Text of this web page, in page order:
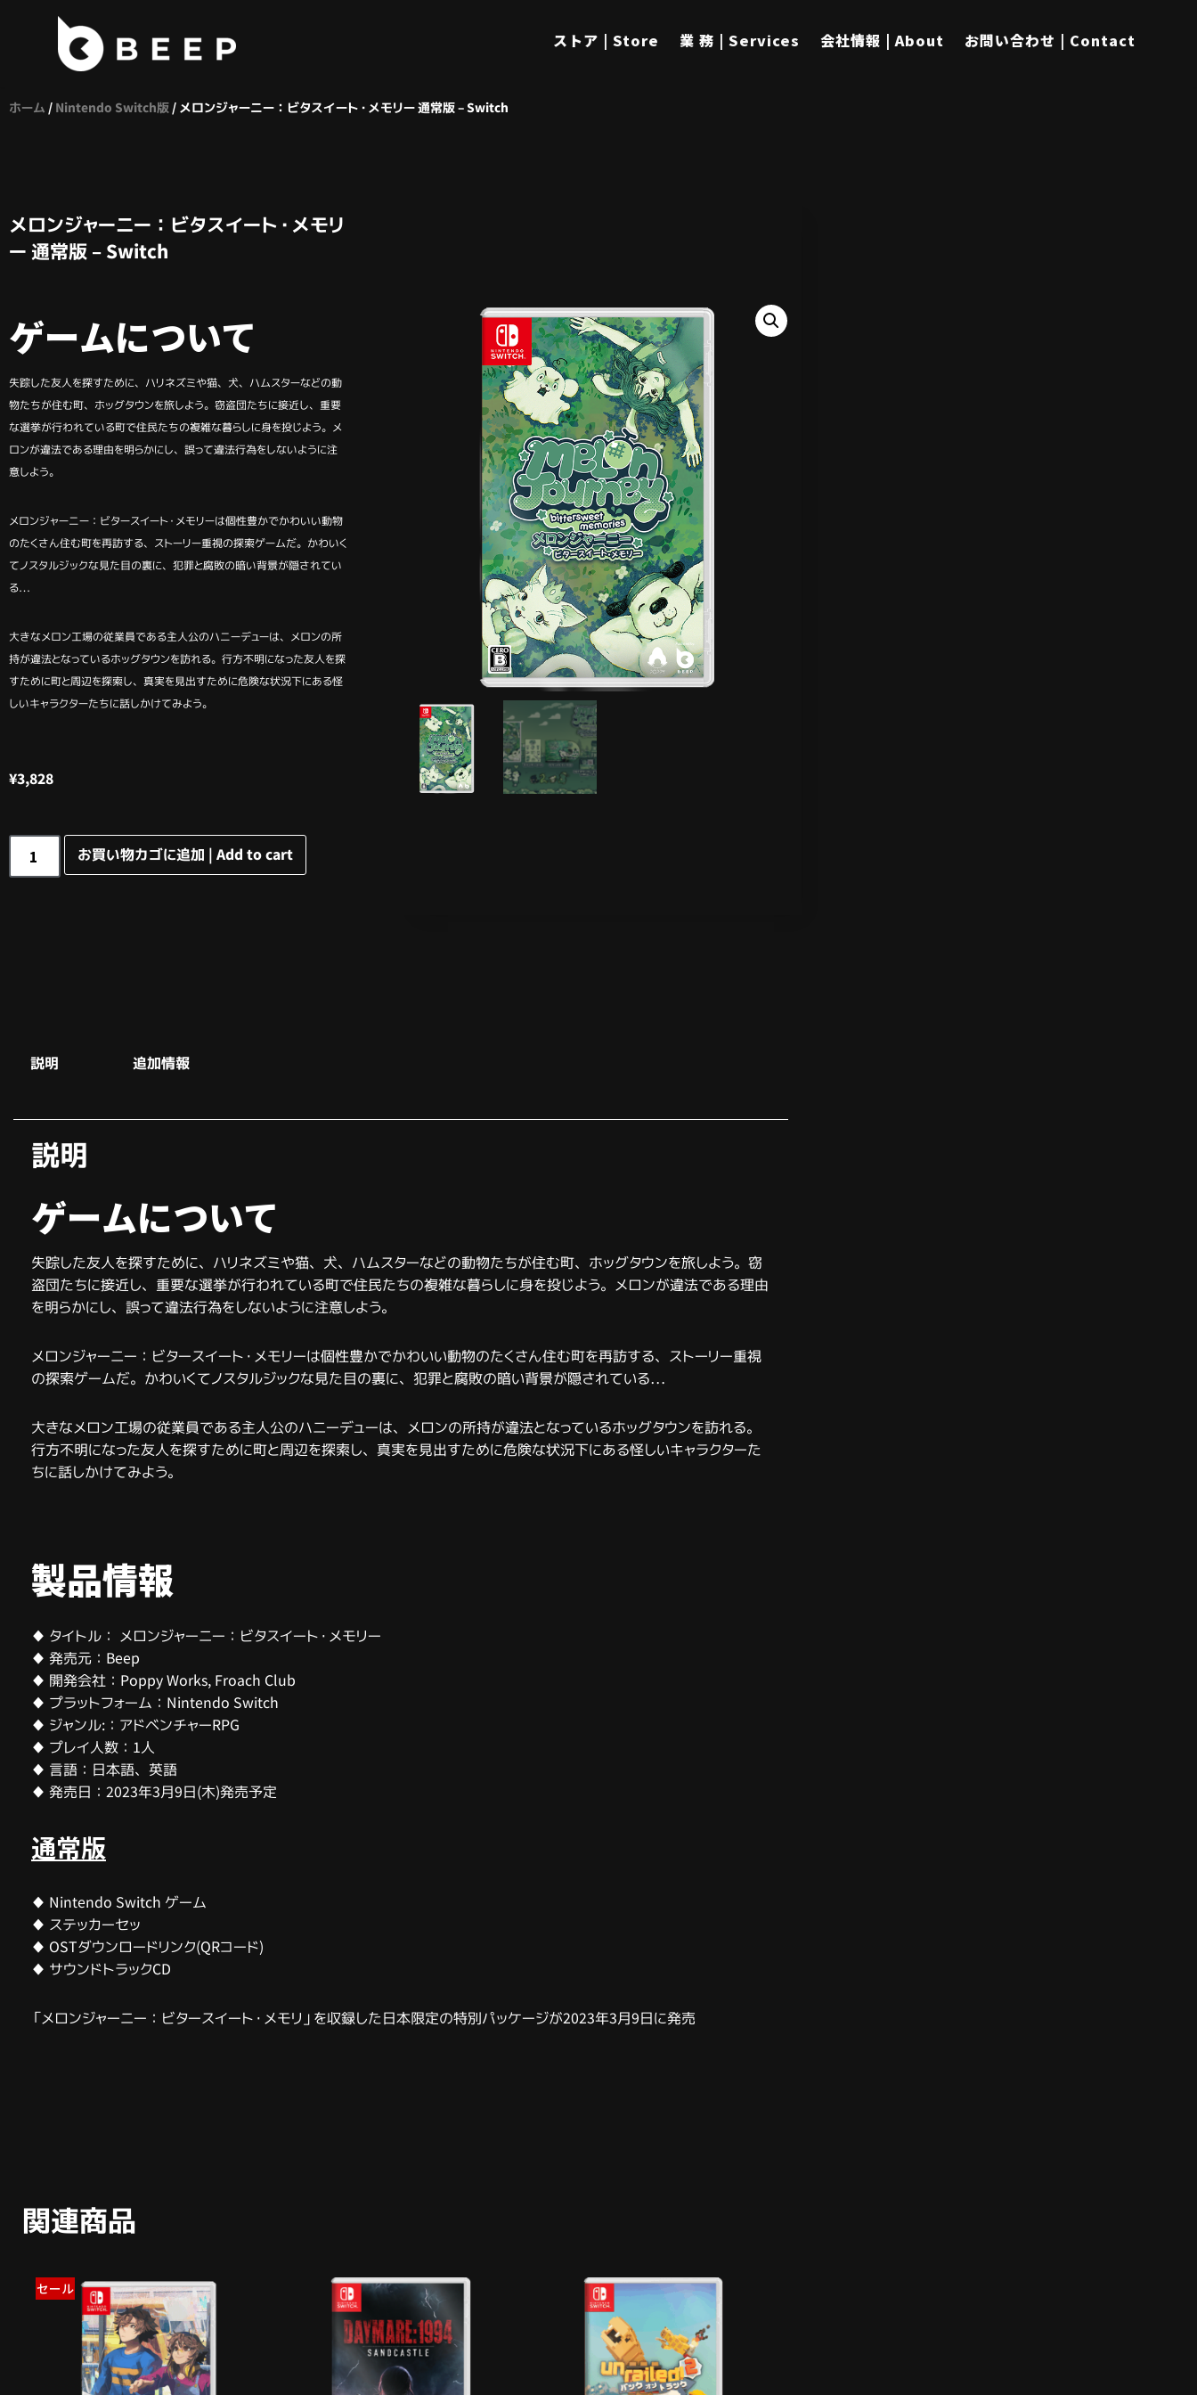
ン
ッ
プ
ストア | Store 業 務 | Services 会社情報 | About お問い合わせ | Contact
ホーム / Nintendo Switch版/ メロンジャーニー：ビタスイート・メモリー 通常版 – Switch
メロンジャーニー：ビタスイート・メモリ
ー 通常版 – Switch
ゲームについて
失踪した友人を探すために、ハリネズミや猫、犬、ハムスターなどの動
物たちが住む町、ホッグタウンを旅しよう。窃盗団たちに接近し、重要
な選挙が行われている町で住民たちの複雑な暮らしに身を投じよう。メ
ロンが違法である理由を明らかにし、誤って違法行為をしないように注
意しよう。
メロンジャーニー：ビタースイート・メモリーは個性豊かでかわいい動物
のたくさん住む町を再訪する、ストーリー重視の探索ゲームだ。かわいく
てノスタルジックな見た目の裏に、犯罪と腐敗の暗い背景が隠されてい
る…
大きなメロン工場の従業員である主人公のハニーデューは、メロンの所
持が違法となっているホッグタウンを訪れる。行方不明になった友人を探
すために町と周辺を探索し、真実を見出すために危険な状況下にある怪
しいキャラクターたちに話しかけてみよう。
¥3,828
お買い物カゴに追加 | Add to cart
説明 追加情報
説明
ゲームについて
失踪した友人を探すために、ハリネズミや猫、犬、ハムスターなどの動物たちが住む町、ホッグタウンを旅しよう。窃
盗団たちに接近し、重要な選挙が行われている町で住民たちの複雑な暮らしに身を投じよう。メロンが違法である理由
を明らかにし、誤って違法行為をしないように注意しよう。
メロンジャーニー：ビタースイート・メモリーは個性豊かでかわいい動物のたくさん住む町を再訪する、ストーリー重視
の探索ゲームだ。かわいくてノスタルジックな見た目の裏に、犯罪と腐敗の暗い背景が隠されている…
大きなメロン工場の従業員である主人公のハニーデューは、メロンの所持が違法となっているホッグタウンを訪れる。
行方不明になった友人を探すために町と周辺を探索し、真実を見出すために危険な状況下にある怪しいキャラクターた
ちに話しかけてみよう。
製品情報
♦ タイトル： メロンジャーニー：ビタスイート・メモリー
♦ 発売元：Beep
♦ 開発会社：Poppy Works, Froach Club
♦ プラットフォーム：Nintendo Switch
♦ ジャンル:：アドベンチャーRPG
♦ プレイ人数：1人
♦ 言語：日本語、英語
♦ 発売日：2023年3月9日(木)発売予定
通常版
♦ Nintendo Switch ゲーム
♦ ステッカーセッ
♦ OSTダウンロードリンク(QRコード)
♦ サウンドトラックCD
「メロンジャーニー：ビタースイート・メモリ」を収録した日本限定の特別パッケージが2023年3月9日に発売
関連商品
セール